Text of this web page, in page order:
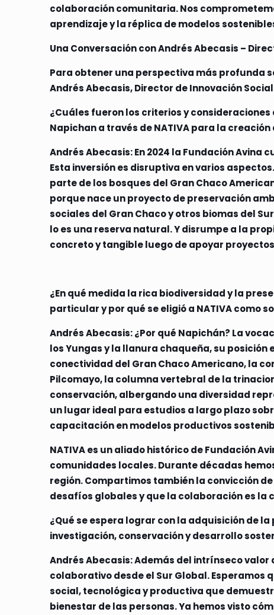
colaboración comunitaria. Nos
aprendizaje y la réplica de modelos
Una Conversación con Andrés Abecasis –
Para obtener una perspectiva más profunda
Andrés Abecasis, Director de Innovación
¿Cuáles fueron los criterios y
Napichan a través de NATIVA para la
Andrés Abecasis: En 2024 la Fundación
Esta inversión es disruptiva en varios
parte de los bosques del Gran Chaco
porque nace un proyecto de preservación
sociales del Gran Chaco y otros biomas del
lo es una reserva natural. Y disrumpe a la
concreto y tangible luego de apoyar
¿En qué medida la rica biodiversidad y la
particular y por qué se eligió a NATIVA como
Andrés Abecasis: ¿Por qué Napichán? La
los Yungas y la llanura chaqueña, su
conectividad del Gran Chaco Americano, la
Pilcomayo, la columna vertebral de la
conservación, albergando una diversidad
un lugar ideal para estudios a largo plazo
capacitación en modelos productivos
NATIVA es un aliado histórico de Fundación
comunidades locales. Durante décadas
región. Compartimos también la convicción
desafíos globales y que la colaboración es la
¿Qué se espera lograr con la adquisición de
investigación, conservación y desarrollo
Andrés Abecasis: Además del intrínseco
colaborativo desde el Sur Global.
social, tecnológica y productiva que
bienestar de las personas. Ya hemos visto